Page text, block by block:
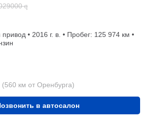
q
• 2016 г. в. • Пробег: 125 974 км •
км от Оренбурга)
в автосалон